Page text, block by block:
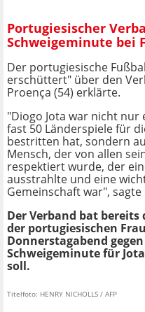
Portugiesischer
Schweigeminute bei
Der portugiesische
erschüttert" über den
Proença (54) erklärte.
"Diogo Jota war nicht
fast 50 Länderspiele für
bestritten hat, sondern
Mensch, der von allen
respektiert wurde, der
ausstrahlte und eine
Gemeinschaft war", sagte
Der Verband bat bereits
der portugiesischen
Donnerstagabend
Schweigeminute für
soll.
Titelfoto: HENRY NICHOLLS / AFP